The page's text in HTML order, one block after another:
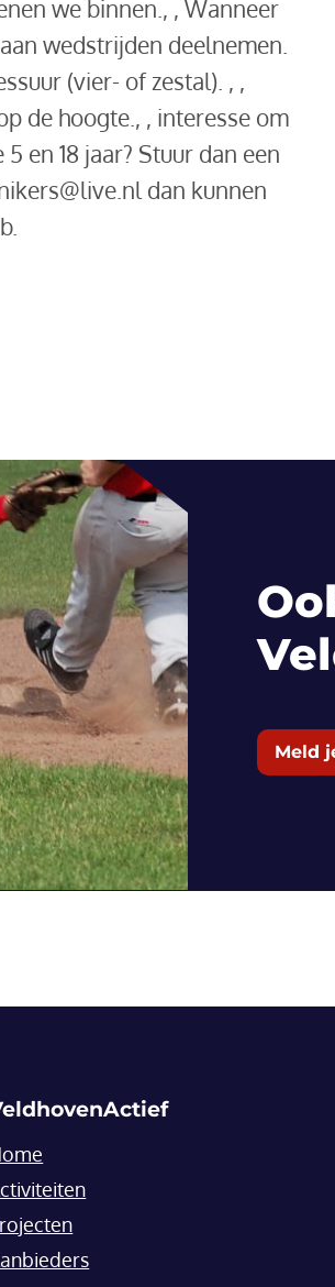
we binnen., , Wanneer
wedstrijden deelnemen.
(vier- of zestal). , ,
de hoogte., , interesse om
en 18 jaar? Stuur dan een
dan kunnen
Meld